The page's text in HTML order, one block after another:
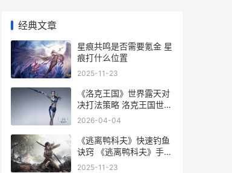
经典文章
星痕共鸣是否需要氪金 星
痕打什么位置
2025-11-23
《洛克王国》世界露天对
决打法策略 洛克王国世界
wiki
2026-04-04
《逃离鸭科夫》快速钓鱼
诀窍 《逃离鸭科夫》手机
安装教程
2025-11-23